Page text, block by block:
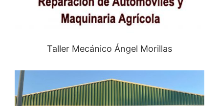
Taller Mecánico Ángel Morillas